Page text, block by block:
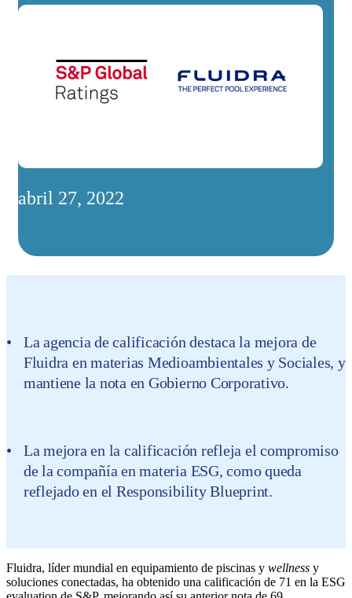
abril 27, 2022
La agencia de calificación destaca la mejora de
Fluidra en materias Medioambientales y Sociales, y
mantiene la nota en Gobierno Corporativo.
La mejora en la calificación refleja el compromiso
de la compañía en materia ESG, como queda
reflejado en el Responsibility Blueprint.
Fluidra, líder mundial en equipamiento de piscinas y wellness y
soluciones conectadas, ha obtenido una calificación de 71 en la ESG